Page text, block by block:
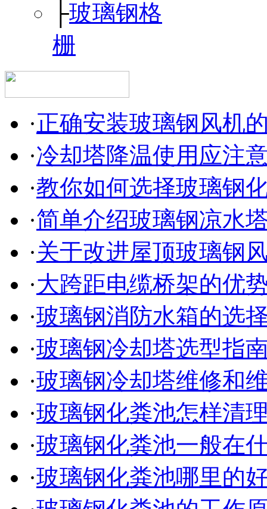
├玻璃钢格
栅
·正确安装玻璃钢风机
·冷却塔降温使用应注
·教你如何选择玻璃钢
·简单介绍玻璃钢凉水
·关于改进屋顶玻璃钢
·大跨距电缆桥架的优
·玻璃钢消防水箱的选
·玻璃钢冷却塔选型指
·玻璃钢冷却塔维修和
·玻璃钢化粪池怎样清
·玻璃钢化粪池一般在
·玻璃钢化粪池哪里的